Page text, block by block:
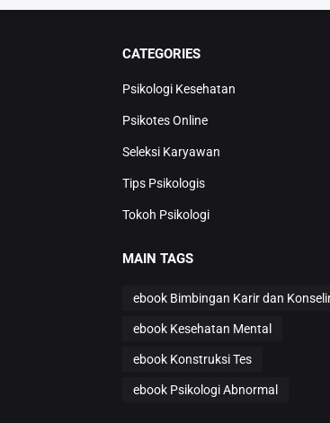
CATEGORIES
Psikologi Kesehatan
Psikotes Online
Seleksi Karyawan
Tips Psikologis
Tokoh Psikologi
MAIN TAGS
ebook Bimbingan Karir dan
ebook Kesehatan Mental
ebook Konstruksi Tes
ebook Psikologi Abnormal